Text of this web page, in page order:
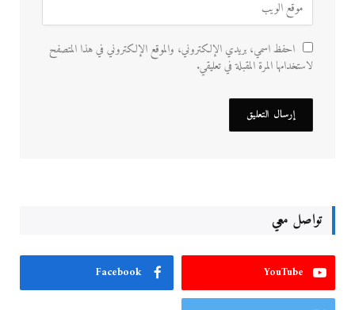
احفظ اسمي، بريدي الإلكتروني، والموقع الإلكتروني في هذا المتصفح
لاستخدامها المرة المقبلة في تعليقي.
تواصل معي
YouTube
Facebook